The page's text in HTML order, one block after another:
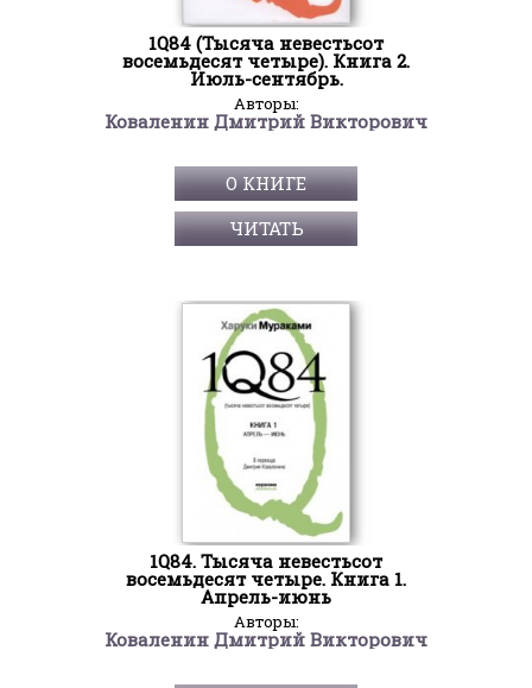
1Q84 (Тысяча невестьсот
восемьдесят четыре). Книга 2.
Июль-сентябрь.
Авторы:
Коваленин Дмитрий Викторович
О КНИГЕ
ЧИТАТЬ
1Q84. Тысяча невестьсот
восемьдесят четыре. Книга 1.
Апрель-июнь
Авторы:
Коваленин Дмитрий Викторович